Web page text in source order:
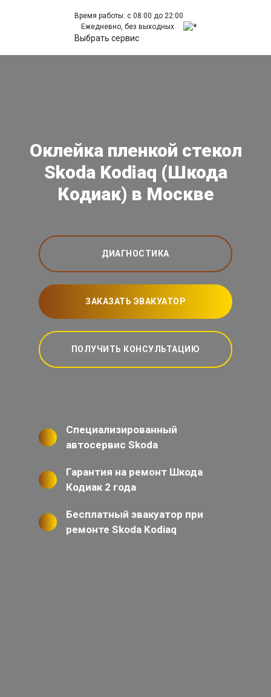
Время работы: с 08:00 до 22:00
Ежедневно, без выходных.
Выбрать сервис
Оклейка пленкой стекол
Skoda Kodiaq (Шкода
Кодиак) в Москве
ДИАГНОСТИКА
ЗАКАЗАТЬ ЭВАКУАТОР
ПОЛУЧИТЬ КОНСУЛЬТАЦИЮ
Специализированный
автосервис Skoda
Гарантия на ремонт Шкода
Кодиак 2 года
Бесплатный эвакуатор при
ремонте Skoda Kodiaq